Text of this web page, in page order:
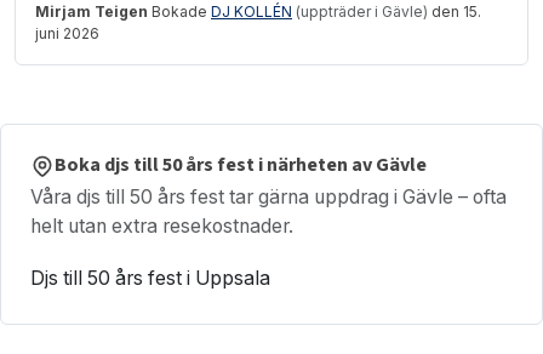
Mirjam Teigen Bokade DJ KOLLÉN (uppträder i Gävle) den 15.
juni 2026
Boka djs till 50 års fest i närheten av Gävle
Våra djs till 50 års fest tar gärna uppdrag i Gävle – ofta
helt utan extra resekostnader.
Djs till 50 års fest i Uppsala